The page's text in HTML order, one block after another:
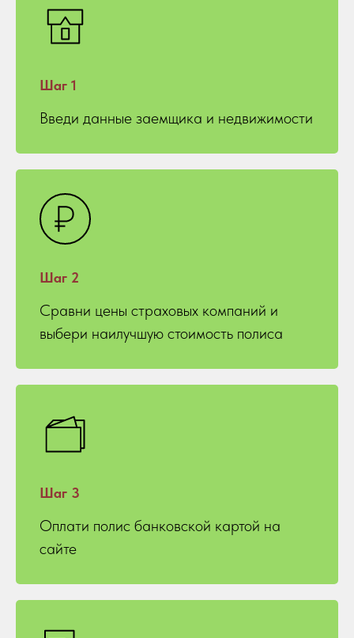
Шаг 1
Введи данные заемщика и недвижимости
Шаг 2
Сравни цены страховых компаний и
выбери наилучшую стоимость полиса
Шаг 3
Оплати полис банковской картой на
сайте